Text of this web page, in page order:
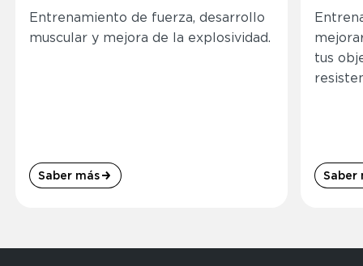
Entrenamiento de fuerza, desarrollo
muscular y mejora de la explosividad.
Saber más
tus
Saber